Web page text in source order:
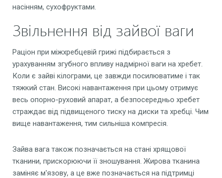
насінням, сухофруктами.
Звільнення від зайвої ваги
Раціон при міжхребцевій грижі підбирається з
урахуванням згубного впливу надмірної ваги на хребет.
Коли є зайві кілограми, це завжди посилюватиме і так
тяжкий стан. Високі навантаження при цьому отримує
весь опорно-руховий апарат, а безпосередньо хребет
страждає від підвищеного тиску на диски та хребці. Чим
вище навантаження, тим сильніша компресія.
Зайва вага також позначається на стані хрящової
тканини, прискорюючи її зношування. Жирова тканина
заміняє м'язову, а це вже позначається на підтримці